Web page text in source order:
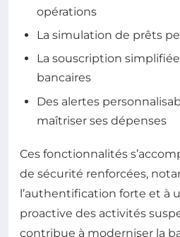
opérations
La simulation de prêts
La souscription
bancaires
Des alertes
maîtriser ses dépenses
Ces fonctionnalités
de sécurité renforcées,
l’authentification forte et à
proactive des activités
contribue à moderniser la